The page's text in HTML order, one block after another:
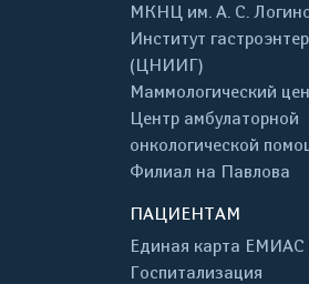
МКНЦ им. А. С.
Институт
(ЦНИИГ)
Маммологический
Центр амбулаторной
онкологической
Филиал на Павлова
ПАЦИЕНТАМ
Единая карта ЕМИАС
Госпитализация